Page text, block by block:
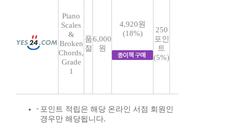
Piano
Scales
&
Broken
Chords,
Grade
1
품
절
6,000
원
4,920원
(18%)
250
포인
트
(5%)
포인트 적립은 해당 온라인 서점 회원인
경우만 해당됩니다.